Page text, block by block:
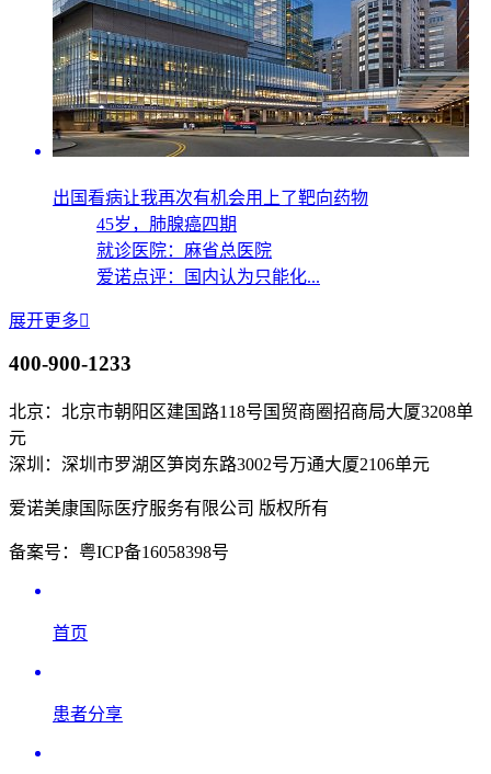
出国看病让我再次有机会用上了靶向药物
45岁， 肺腺癌四期
就诊医院：麻省总医院
爱诺点评：国内认为只能化...
展开更多
400-900-1233
北京：北京市朝阳区建国路118号国贸商圈招商局大厦3208单
元
深圳：深圳市罗湖区笋岗东路3002号万通大厦2106单元
爱诺美康国际医疗服务有限公司 版权所有
备案号：粤ICP备16058398号
首页
患者分享